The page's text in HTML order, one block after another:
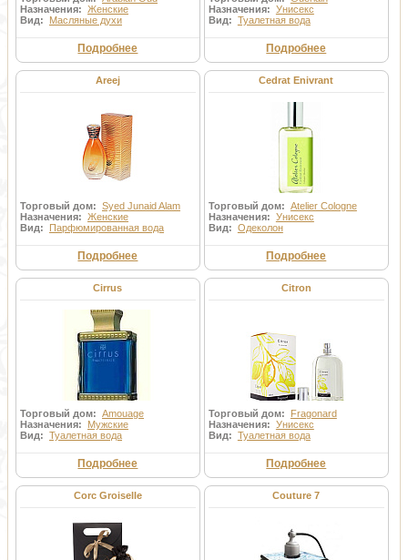
Назначения: Женские
Вид: Масляные духи
Подробнее
Назначения: Унисекс
Вид: Туалетная вода
Подробнее
Areej
Торговый дом: Syed Junaid Alam
Назначения: Женские
Вид: Парфюмированная вода
Подробнее
Cedrat Enivrant
Торговый дом: Atelier Cologne
Назначения: Унисекс
Вид: Одеколон
Подробнее
Cirrus
Торговый дом: Amouage
Назначения: Мужские
Вид: Туалетная вода
Подробнее
Citron
Торговый дом: Fragonard
Назначения: Унисекс
Вид: Туалетная вода
Подробнее
Corc Groiselle Couture 7